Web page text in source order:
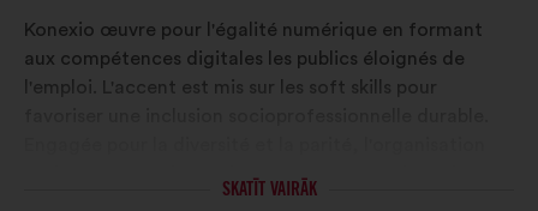
NOSAUKUMS:
Konexio œuvre pour l'égalité numérique en formant
aux compétences digitales les publics éloignés de
l'emploi. L'accent est mis sur les soft skills pour
aspire à un monde où chacun·e trouve sa place dans un
SKATĪT VAIRĀK